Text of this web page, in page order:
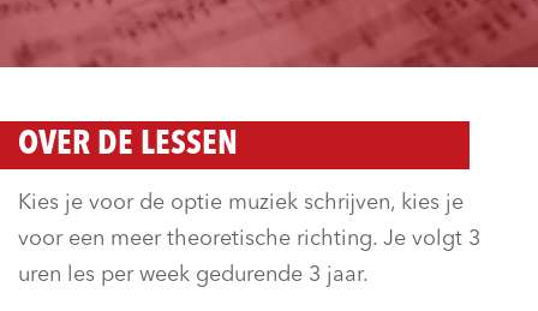
OVER DE LESSEN
Kies je voor de optie muziek schrijven, kies je
voor een meer theoretische richting. Je volgt 3
uren les per week gedurende 3 jaar.